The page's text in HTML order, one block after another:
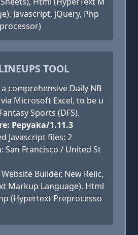
Javascript, jQuery, Php
TOOL
comprehensive Daily NB
Microsoft Excel, to be u
Sports (DFS).
Pepyaka/1.11.3
Javascript files: 2
San Francisco / United St
Builder, New Relic,
Markup Language), Html
(Hypertext Preprocesso